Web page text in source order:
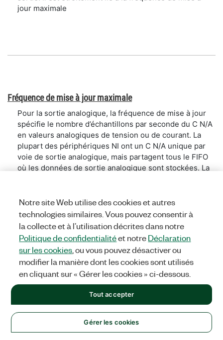
jour maximale
Fréquence de mise à jour maximale
Pour la sortie analogique, la fréquence de mise à jour
spécifie le nombre d’échantillons par seconde du C N/A
en valeurs analogiques de tension ou de courant. La
plupart des périphériques NI ont un C N/A unique par
voie de sortie analogique, mais partagent tous le FIFO
où les données de sortie analogique sont stockées. La
bord peut parfois limiter la fréquence de mise à jour
lors de l’utilisation de plusieurs voies de sortie
analogique sur le même périphérique. La fréquence de
mise à jour est mesurée en échantillons par seconde
(S/s).
Pour l’équivalent d’entrée analogique, voir Fréquence
d’échantillonnage.
Exemple
Le NI PXIe-7847R dispose de huit voies de sortie
Notre site Web utilise des cookies et autres
technologies similaires. Vous pouvez consentir à
la collecte et à l’utilisation décrites dans notre
Politique de confidentialitéet notreDéclaration
sur les cookies , ou vous pouvez désactiver ou
modifier la manière dont les cookies sont utilisés
en cliquant sur « Gérer les cookies » ci-dessous.
Gérer les cookies
Tout accepter